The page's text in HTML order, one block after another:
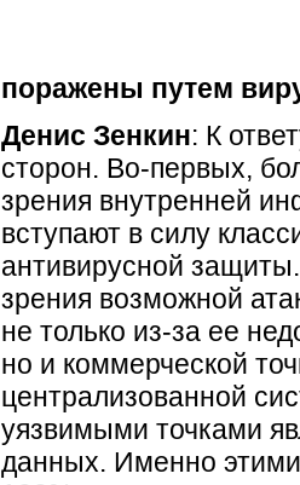
поражены путем
Денис Зенкин: К
сторон. Во-первых,
зрения внутренней
вступают в силу
антивирусной
зрения возможной
не только из-за ее
но и коммерческой
централизованной
уязвимыми точками
данных. Именно